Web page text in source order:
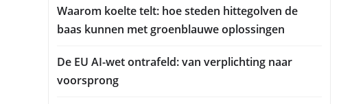
Waarom koelte telt: hoe steden hittegolven de
baas kunnen met groenblauwe oplossingen
De EU AI-wet ontrafeld: van verplichting naar
voorsprong